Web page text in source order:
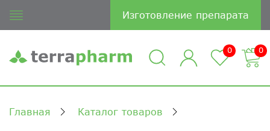
Изготовление препарата
0 0
Главная Каталог товаров